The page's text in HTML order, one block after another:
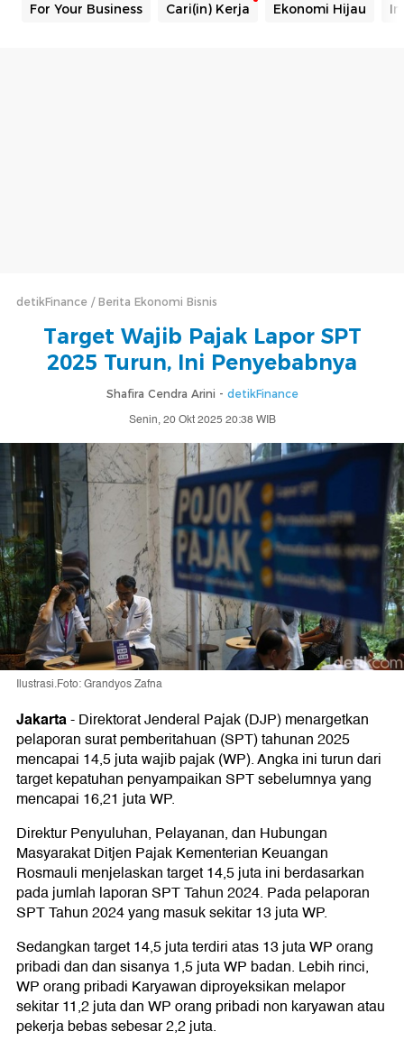
For Your Business Cari(in) Kerja Ekonomi Hijau
detikFinance Berita Ekonomi Bisnis
Target Wajib Pajak Lapor SPT
2025 Turun, Ini Penyebabnya
Shafira Cendra Arini - detikFinance
Senin, 20 Okt 2025 20:38 WIB
Ilustrasi.Foto: Grandyos Zafna
Jakarta-Direktorat Jenderal Pajak (DJP) menargetkan
pelaporan surat pemberitahuan (SPT) tahunan 2025
mencapai 14,5 juta wajib pajak (WP). Angka ini turun dari
target kepatuhan penyampaikan SPT sebelumnya yang
mencapai 16,21 juta WP.
Direktur Penyuluhan, Pelayanan, dan Hubungan
Masyarakat Ditjen Pajak Kementerian Keuangan
Rosmauli menjelaskan target 14,5 juta ini berdasarkan
pada jumlah laporan SPT Tahun 2024. Pada pelaporan
SPT Tahun 2024 yang masuk sekitar 13 juta WP.
Sedangkan target 14,5 juta terdiri atas 13 juta WP orang
pribadi dan dan sisanya 1,5 juta WP badan. Lebih rinci,
WP orang pribadi Karyawan diproyeksikan melapor
sekitar 11,2 juta dan WP orang pribadi non karyawan atau
pekerja bebas sebesar 2,2 juta.